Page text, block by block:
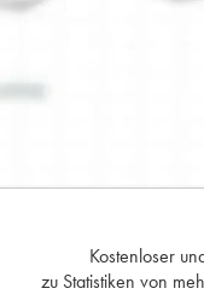
Kostenloser
zu Statistiken von